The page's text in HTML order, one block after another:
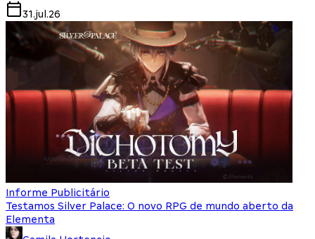
31.jul.26
Informe Publicitário
Testamos Silver Palace: O novo RPG de mundo aberto da
Elementa